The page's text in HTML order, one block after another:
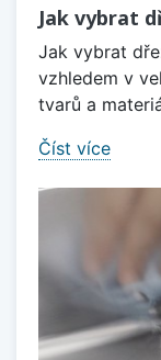
Jak vybrat
Jak vybrat
vzhledem v
tvarů a
Číst více